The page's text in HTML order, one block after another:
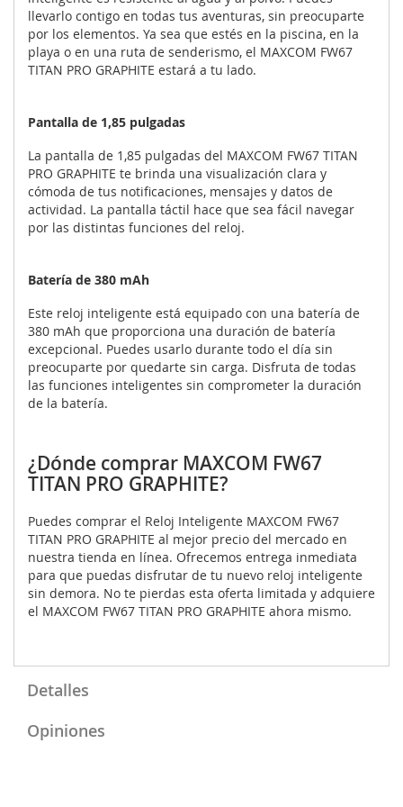
llevarlo contigo en todas tus aventuras, sin preocuparte
por los elementos. Ya sea que estés en la piscina, en la
playa o en una ruta de senderismo, el MAXCOM FW67
TITAN PRO GRAPHITE estará a tu lado.
Pantalla de 1,85 pulgadas
La pantalla de 1,85 pulgadas del MAXCOM FW67 TITAN
PRO GRAPHITE te brinda una visualización clara y
cómoda de tus notificaciones, mensajes y datos de
actividad. La pantalla táctil hace que sea fácil navegar
por las distintas funciones del reloj.
Batería de 380 mAh
Este reloj inteligente está equipado con una batería de
380 mAh que proporciona una duración de batería
excepcional. Puedes usarlo durante todo el día sin
preocuparte por quedarte sin carga. Disfruta de todas
las funciones inteligentes sin comprometer la duración
de la batería.
¿Dónde comprar MAXCOM FW67
TITAN PRO GRAPHITE?
Puedes comprar el Reloj Inteligente MAXCOM FW67
TITAN PRO GRAPHITE al mejor precio del mercado en
nuestra tienda en línea. Ofrecemos entrega inmediata
para que puedas disfrutar de tu nuevo reloj inteligente
sin demora. No te pierdas esta oferta limitada y adquiere
el MAXCOM FW67 TITAN PRO GRAPHITE ahora mismo.
Detalles
Opiniones